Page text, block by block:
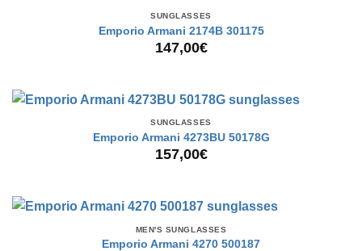
SUNGLASSES
Emporio Armani 2174B 301175
147,00€
SUNGLASSES
Emporio Armani 4273BU 50178G
157,00€
MEN'S SUNGLASSES
Emporio Armani 4270 500187